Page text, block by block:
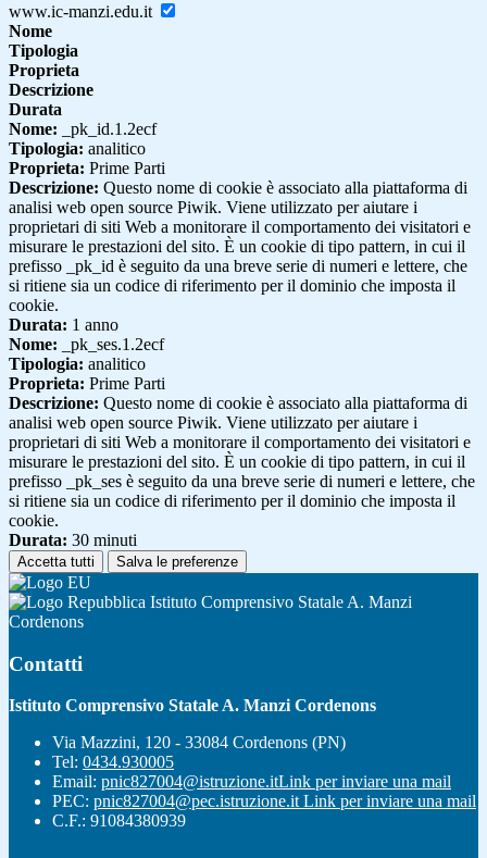
www.ic-manzi.edu.it
Nome
Tipologia
Proprieta
Descrizione
Durata
Nome: _pk_id.1.2ecf
Tipologia: analitico
Proprieta: Prime Parti
Descrizione: Questo nome di cookie è associato alla piattaforma di
analisi web open source Piwik. Viene utilizzato per aiutare i
proprietari di siti Web a monitorare il comportamento dei visitatori e
misurare le prestazioni del sito. È un cookie di tipo pattern, in cui il
prefisso _pk_id è seguito da una breve serie di numeri e lettere, che
si ritiene sia un codice di riferimento per il dominio che imposta il
cookie.
Durata: 1 anno
Nome: _pk_ses.1.2ecf
Tipologia: analitico
Proprieta: Prime Parti
Descrizione: Questo nome di cookie è associato alla piattaforma di
analisi web open source Piwik. Viene utilizzato per aiutare i
proprietari di siti Web a monitorare il comportamento dei visitatori e
misurare le prestazioni del sito. È un cookie di tipo pattern, in cui il
prefisso _pk_ses è seguito da una breve serie di numeri e lettere, che
si ritiene sia un codice di riferimento per il dominio che imposta il
cookie.
Durata: 30 minuti
Accetta tutti Salva le preferenze
Istituto Comprensivo Statale A. Manzi
Cordenons
Contatti
Istituto Comprensivo Statale A. Manzi Cordenons
Via Mazzini, 120 - 33084 Cordenons (PN)
Tel: 0434.930005
Email: pnic827004@istruzione.itLink per inviare una mail
PEC: pnic827004@pec.istruzione.it Link per inviare una mail
C.F.: 91084380939